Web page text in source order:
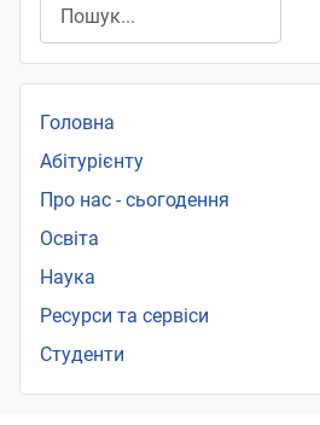
Головна
Абітурієнту
Про нас - сьогодення
Освіта
Наука
Ресурси та сервіси
Студенти